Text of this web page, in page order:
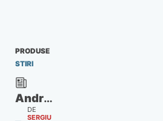
PRODUSE
STIRI
Android
2.3
DE
SERGIU